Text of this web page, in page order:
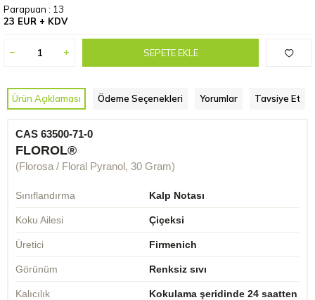
Parapuan : 13
23 EUR + KDV
SEPETE EKLE
Ürün Açıklaması Ödeme Seçenekleri Yorumlar Tavsiye Et
CAS 63500-71-0
FLOROL®
(Florosa / Floral Pyranol, 30 Gram)
Sınıflandırma Kalp Notası
Koku Ailesi Çiçeksi
Üretici Firmenich
Görünüm Renksiz sıvı
Kalıcılık
Kokulama şeridinde 24 saatten